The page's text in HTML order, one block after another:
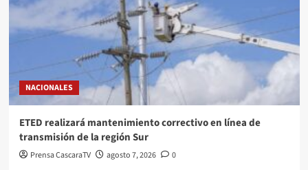
NACIONALES
ETED realizará mantenimiento correctivo en línea de
transmisión de la región Sur
Prensa CascaraTV agosto 7, 2026 0